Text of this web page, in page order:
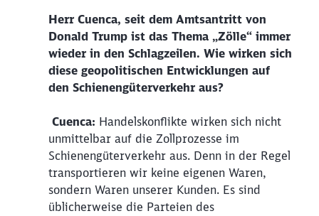
Herr Cuenca, seit dem Amtsantritt von
Donald Trump ist das Thema „Zölle“ immer
wieder in den Schlagzeilen. Wie wirken sich
diese geopolitischen Entwicklungen auf
den Schienengüterverkehr aus?
Cuenca: Handelskonflikte wirken sich nicht
unmittelbar auf die Zollprozesse im
Schienengüterverkehr aus. Denn in der Regel
transportieren wir keine eigenen Waren,
sondern Waren unserer Kunden. Es sind
üblicherweise die Parteien des